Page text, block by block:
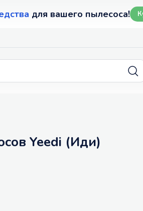
для вашего пылесоса!
Yeedi (Иди)